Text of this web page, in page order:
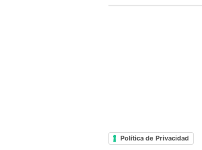
Política de Privacidad